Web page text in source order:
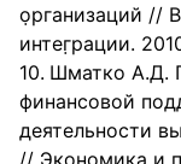
о⁪̣рганизаций //
интег⁪̣рации.
Шматко А.Д.
финансовой
деятельности